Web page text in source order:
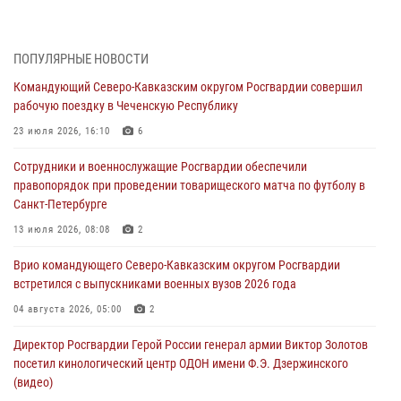
Военнослужащие Софринской бригады Росгвардии встретились с
дорогой к Победе в СВО» (видео)
08 августа 2026, 07:00
исполнилось 20 лет
08 августа 2026, 07:00
В Кабардино-Балкарии сотрудники Росгвардии провели турнир по
08 августа 2026, 07:00
В Москве росгвардейцы оказали помощь медикам и девушке с
08 августа 2026, 06:32 1
ПОПУЛЯРНЫЕ НОВОСТИ
Командующий Северо-Кавказским округом Росгвардии совершил
рабочую поездку в Чеченскую Республику
23 июля 2026, 16:10 6
Сотрудники и военнослужащие Росгвардии обеспечили
правопорядок при проведении товарищеского матча по футболу в
Санкт-Петербурге
13 июля 2026, 08:08 2
Врио командующего Северо-Кавказским округом Росгвардии
встретился с выпускниками военных вузов 2026 года
04 августа 2026, 05:00 2
Директор Росгвардии Герой России генерал армии Виктор Золотов
посетил кинологический центр ОДОН имени Ф.Э. Дзержинского
(видео)